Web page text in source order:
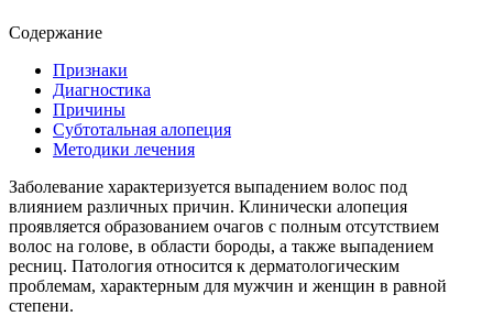
Содержание
Признаки
Диагностика
Причины
Субтотальная алопеция
Методики лечения
Заболевание характеризуется выпадением волос под
влиянием различных причин. Клинически алопеция
проявляется образованием очагов с полным отсутствием
волос на голове, в области бороды, а также выпадением
ресниц. Патология относится к дерматологическим
проблемам, характерным для мужчин и женщин в равной
степени.